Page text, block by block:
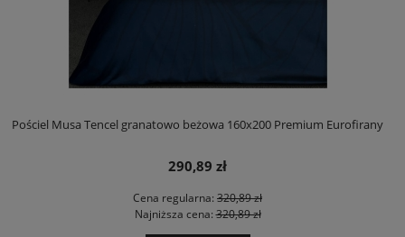
Pościel Musa Tencel granatowo beżowa 160x200 Premium Eurofirany
290,89 zł
Cena regularna: 320,89 zł
Najniższa cena:320,89 zł